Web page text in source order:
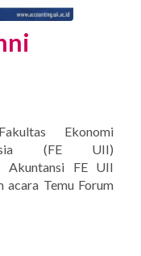
Ekonomi
(FE UII)
Akuntansi FE UII
acara Temu Forum